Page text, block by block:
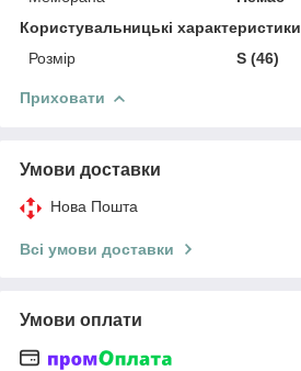
Користувальницькі характеристики
Розмір
S (46)
Приховати
Умови доставки
Нова Пошта
Всі умови доставки
Умови оплати